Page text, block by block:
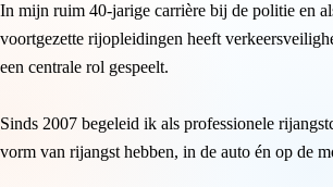
In mijn ruim 40-jarige carrière bij de politie en
voortgezette rijopleidingen heeft
een centrale rol gespeelt.
Sinds 2007 begeleid ik als professionele
vorm van rijangst hebben, in de auto én op de